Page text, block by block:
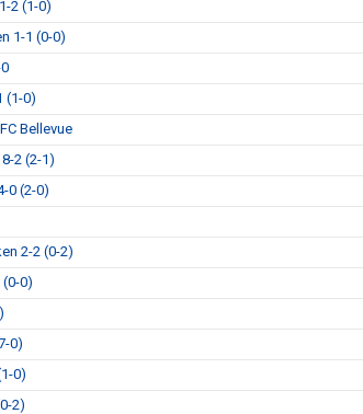
2 (1-0)
1-1 (0-0)
(1-0)
Bellevue
2 (2-1)
0 (2-0)
2-2 (0-2)
(0-0)
0)
0)
2)